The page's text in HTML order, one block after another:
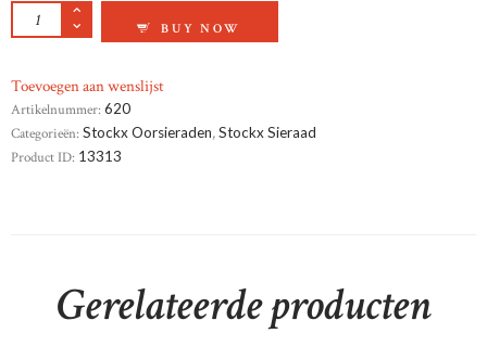
GEELGOUD KLAPCREOLEN AANTAL
BUY NOW
Toevoegen aan wenslijst
Artikelnummer: 620
Categorieën: Stockx Oorsieraden,Stockx Sieraad
Product ID: 13313
Gerelateerde producten